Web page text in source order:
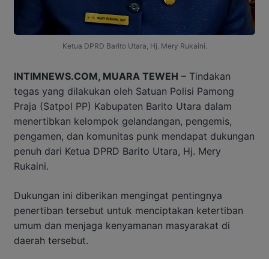
Ketua DPRD Barito Utara, Hj. Mery Rukaini.
INTIMNEWS.COM, MUARA TEWEH – Tindakan
tegas yang dilakukan oleh Satuan Polisi Pamong
Praja (Satpol PP) Kabupaten Barito Utara dalam
menertibkan kelompok gelandangan, pengemis,
pengamen, dan komunitas punk mendapat dukungan
penuh dari Ketua DPRD Barito Utara, Hj. Mery
Rukaini.
Dukungan ini diberikan mengingat pentingnya
penertiban tersebut untuk menciptakan ketertiban
umum dan menjaga kenyamanan masyarakat di
daerah tersebut.